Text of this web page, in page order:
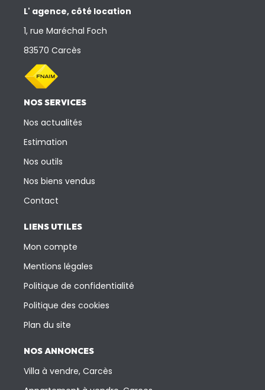
L' agence, côté location
1, rue Maréchal Foch
83570 Carcès
NOS SERVICES
Nos actualités
Estimation
Nos outils
Nos biens vendus
Contact
LIENS UTILES
Mon compte
Mentions légales
Politique de confidentialité
Politique des cookies
Plan du site
NOS ANNONCES
Villa à vendre, Carcès